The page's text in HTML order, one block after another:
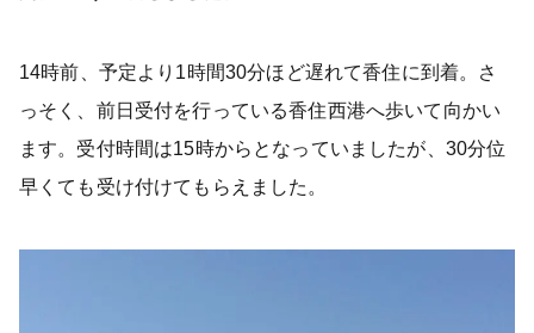
14時前、予定より1時間30分ほど遅れて香住に到着。さ
っそく、前日受付を行っている香住西港へ歩いて向かい
ます。受付時間は15時からとなっていましたが、30分位
早くても受け付けてもらえました。